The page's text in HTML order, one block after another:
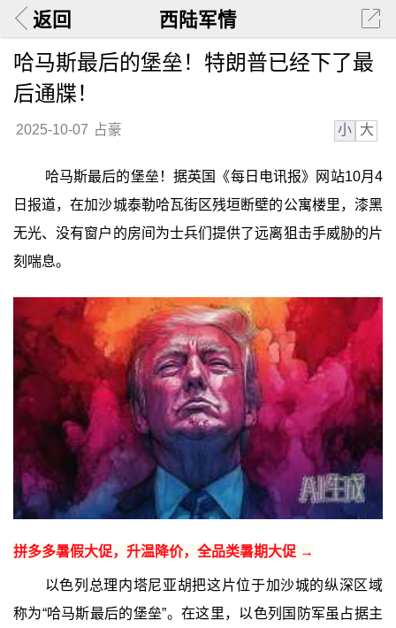
返回 西陆军情
哈马斯最后的堡垒！特朗普已经下了最
后通牒！
2025-10-07 占豪 小 大
哈马斯最后的堡垒！据英国《每日电讯报》网站10月4
日报道，在加沙城泰勒哈瓦街区残垣断壁的公寓楼里，漆黑
无光、没有窗户的房间为士兵们提供了远离狙击手威胁的片
刻喘息。
拼多多暑假大促，升温降价，全品类暑期大促 →
以色列总理内塔尼亚胡把这片位于加沙城的纵深区域
称为“哈马斯最后的堡垒”。在这里，以色列国防军虽占据主